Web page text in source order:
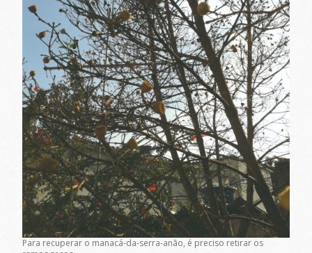
Para recuperar o manacá-da-serra-anão, é preciso retirar os